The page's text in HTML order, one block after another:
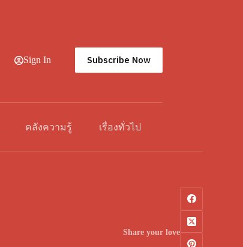
Sign In Subscribe Now
คลังความรู้ เรื่องทั่วไป
Share your love